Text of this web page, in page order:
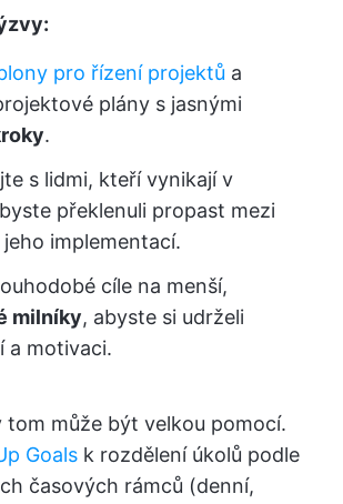
pro řízení projektů a
plány s jasnými
.
s lidmi, kteří vynikají v
překlenuli propast mezi
implementací.
cíle na menší,
milníky, abyste si udrželi
a motivaci.
tom může být velkou pomocí.
Goals k rozdělení úkolů podle
časových rámců (denní,